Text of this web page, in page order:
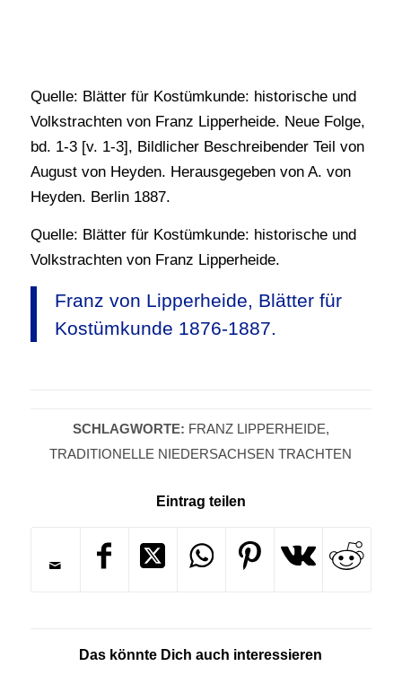
Quelle: Blätter für Kostümkunde: historische und
Volkstrachten von Franz Lipperheide. Neue Folge,
bd. 1-3 [v. 1-3], Bildlicher Beschreibender Teil von
August von Heyden. Herausgegeben von A. von
Heyden. Berlin 1887.
Quelle: Blätter für Kostümkunde: historische und
Volkstrachten von Franz Lipperheide.
Franz von Lipperheide, Blätter für
Kostümkunde 1876-1887.
SCHLAGWORTE: FRANZ LIPPERHEIDE,
TRADITIONELLE NIEDERSACHSEN TRACHTEN
Eintrag teilen
Das könnte Dich auch interessieren